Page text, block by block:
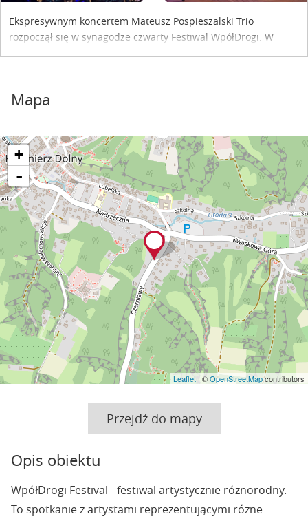
Ekspresywnym koncertem Mateusz Pospieszalski Trio
rozpoczął się w synagodze czwarty Festiwal WpółDrogi. W
Mapa
+
-
Leaflet | ©OpenStreetMapcontributors
Przejdź do mapy
Opis obiektu
WpółDrogi Festival - festiwal artystycznie różnorodny.
To spotkanie z artystami reprezentującymi różne